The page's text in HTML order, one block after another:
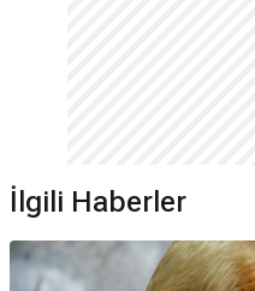
İlgili Haberler